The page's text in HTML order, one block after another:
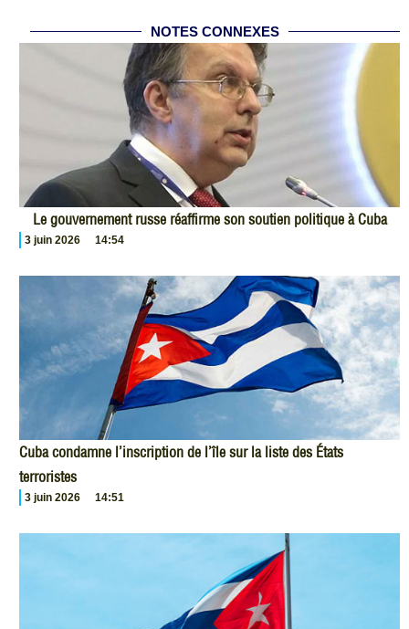
NOTES CONNEXES
Le gouvernement russe réaffirme son soutien politique à Cuba
3 juin 2026 14:54
Cuba condamne l’inscription de l’île sur la liste des États
terroristes
3 juin 2026 14:51